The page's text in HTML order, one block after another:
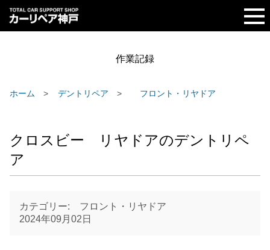
作業記録
ホーム デントリペア フロント・リヤドア
クロスビー リヤドアのデントリペ
ア
カテゴリー: フロント・リヤドア
2024年09月02日